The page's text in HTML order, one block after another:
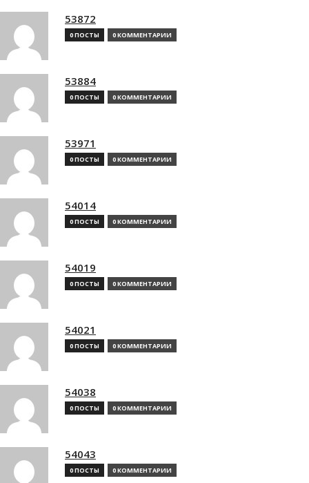
53872
0 ПОСТЫ 0 КОММЕНТАРИИ
53884
0 ПОСТЫ 0 КОММЕНТАРИИ
53971
0 ПОСТЫ 0 КОММЕНТАРИИ
54014
0 ПОСТЫ 0 КОММЕНТАРИИ
54019
0 ПОСТЫ 0 КОММЕНТАРИИ
54021
0 ПОСТЫ 0 КОММЕНТАРИИ
54038
0 ПОСТЫ 0 КОММЕНТАРИИ
54043
0 ПОСТЫ 0 КОММЕНТАРИИ